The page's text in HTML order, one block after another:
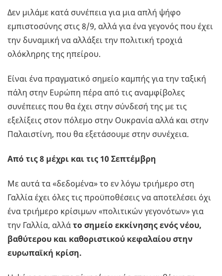
Δεν μιλάμε κατά συνέπεια για μια απλή ψήφο
εμπιστοσύνης στις 8/9, αλλά για ένα γεγονός που έχει
την δυναμική να αλλάξει την πολιτική τροχιά
ολόκληρης της ηπείρου.
Είναι ένα πραγματικό σημείο καμπής για την ταξική
πάλη στην Ευρώπη πέρα από τις αναμφίβολες
συνέπειες που θα έχει στην σύνδεσή της με τις
εξελίξεις στον πόλεμο στην Ουκρανία αλλά και στην
Παλαιστίνη, που θα εξετάσουμε στην συνέχεια.
Από τις 8 μέχρι και τις 10 Σεπτέμβρη
Με αυτά τα «δεδομένα» το εν λόγω τριήμερο στη
Γαλλία έχει όλες τις προϋποθέσεις να αποτελέσει όχι
ένα τριήμερο κρίσιμων «πολιτικών γεγονότων» για
την Γαλλία, αλλάτο σημείο εκκίνησης ενός νέου,
βαθύτερου και καθοριστικού κεφαλαίου στην
ευρωπαϊκή κρίση.